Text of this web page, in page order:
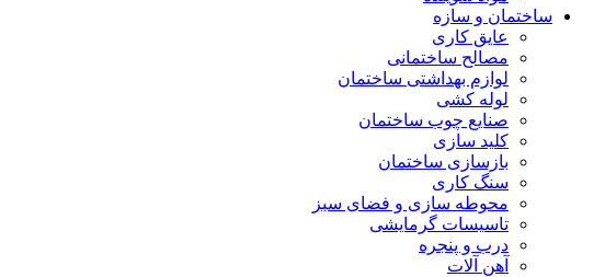
ساختمان و سازه
عایق کاری
مصالح ساختمانی
لوازم بهداشتی ساختمان
لوله کشی
صنایع چوب ساختمان
کلید سازی
بازسازی ساختمان
سنگ کاری
محوطه سازی و فضای سبز
تاسیسات گرمایشی
درب و پنجره
آهن آلات